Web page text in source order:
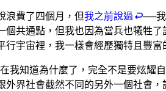
浪費了四個月，但我之前說過
──我
共通點，但我也因為當兵也犧牲了
宇宙裡，我一樣會經歷獨特且豐富
知道為什麼了，完全不是要炫耀
界社會截然不同的另外一個社會